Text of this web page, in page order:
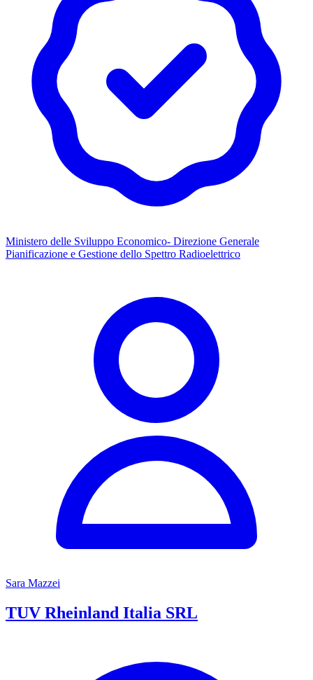
Ministero delle Sviluppo Economico- Direzione Generale
Pianificazione e Gestione dello Spettro Radioelettrico
Sara Mazzei
TUV Rheinland Italia SRL